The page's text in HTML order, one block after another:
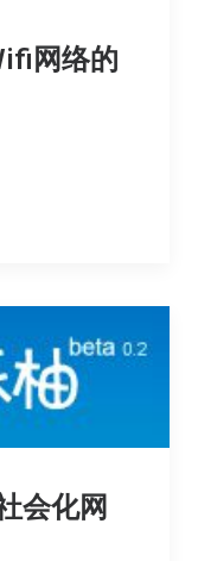
网络的
会化网